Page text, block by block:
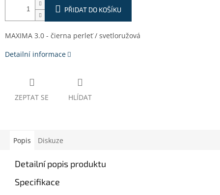
PŘIDAT DO KOŠÍKU
MAXIMA 3.0 - čierna perleť / svetloružová
Detailní informace
ZEPTAT SE HLÍDAT
Popis Diskuze
Detailní popis produktu
Specifikace